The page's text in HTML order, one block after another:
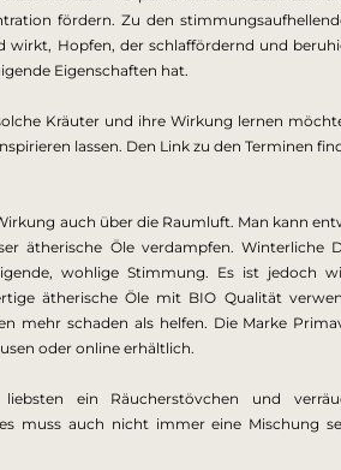
fördern. Zu den
wirkt, Hopfen, der schlaffördernd und
Eigenschaften hat.
Kräuter und ihre Wirkung lernen
lassen. Den Link zu den Terminen
auch über die Raumluft. Man kann
ätherische Öle verdampfen. Winterliche
wohlige Stimmung. Es ist jedoch
ätherische Öle mit BIO Qualität
mehr schaden als helfen. Die Marke
oder online erhältlich.
ein Räucherstövchen und
muss auch nicht immer eine Mischung